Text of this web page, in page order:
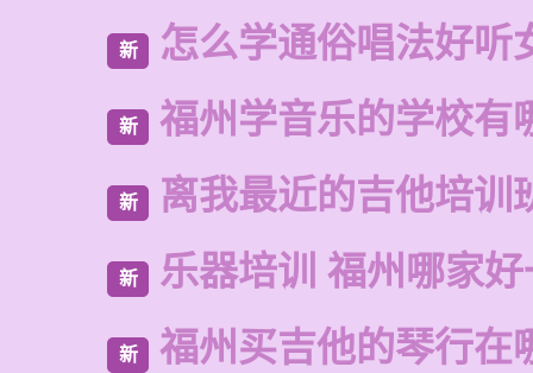
新 怎么学通俗唱法好听
新 福州学音乐的学校有
新 离我最近的吉他培训
新 乐器培训 福州哪家
新 福州买吉他的琴行在